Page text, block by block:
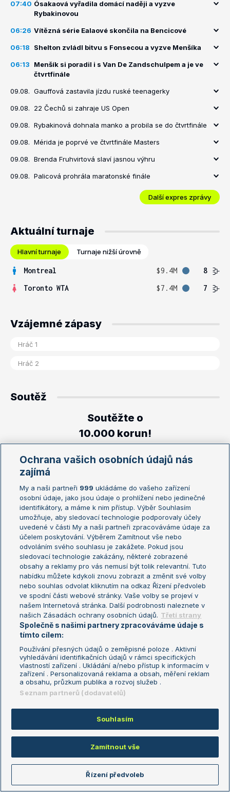
07:40 Ósakaová vyřadila domácí naději a vyzve
Rybakinovou
06:26 Vítězná série Ealaové skončila na Bencicové
06:18 Shelton zvládl bitvu s Fonsecou a vyzve Menšíka
06:13
Menšík si poradil i s Van De Zandschulpem a je ve
čtvrtfinále
09.08. Gauffová zastavila jízdu ruské teenagerky
09.08. 22 Čechů si zahraje US Open
09.08. Rybakinová dohnala manko a probila se do čtvrtfinále
09.08. Mérida je poprvé ve čtvrtfinále Masters
09.08. Brenda Fruhvirtová slaví jasnou výhru
09.08. Palicová prohrála maratonské finále
Další expres zprávy
Aktuální turnaje
Hlavní turnaje Turnaje nižší úrovně
Montreal $9.4M
8
Toronto WTA
$7.4M 7
Vzájemné zápasy
Soutěž
Soutěžte o
10.000 korun!
Zajímavé zápasy
Zápas
Bencic B. - Gauff C.
Fomin S. - Zhukov M.
Alexandrova E. - Svitolina E.
Lootsma N. - Koenders R.
Menšík J. - Shelton B.
Sultanov K. - Binda A.
Profily hráčů
Sázkařský žebříček
Nejziskovější Nejztrátovější
Cerundolo Juan Manuel
+1737
Obradovic Andrea
Ochrana vašich osobních údajů nás
zajímá
My a naši partneři 999 ukládáme do vašeho zařízení
osobní údaje, jako jsou údaje o prohlížení nebo jedinečné
identifikátory, a máme k nim přístup. Výběr Souhlasím
umožňuje, aby sledovací technologie podporovaly účely
uvedené v části My a naši partneři zpracováváme údaje za
účelem poskytování. Výběrem Zamítnout vše nebo
odvoláním svého souhlasu je zakážete. Pokud jsou
sledovací technologie zakázány, některé zobrazené
obsahy a reklamy pro vás nemusí být tolik relevantní. Tuto
nabídku můžete kdykoli znovu zobrazit a změnit své volby
nebo souhlas odvolat kliknutím na odkaz Řízení předvoleb
ve spodní části webové stránky. Vaše volby se projeví v
našem Internetová stránka. Další podrobnosti naleznete v
našich Zásadách ochrany osobních údajů. Třetí strany
Společně s našimi partnery zpracováváme údaje s
tímto cílem:
Používání přesných údajů o zeměpisné poloze . Aktivní
vyhledávání identifikačních údajů v rámci specifických
vlastností zařízení . Ukládání a/nebo přístup k informacím v
zařízení . Personalizovaná reklama a obsah, měření reklam
a obsahu, průzkum publika a rozvoj služeb .
Seznam partnerů (dodavatelů)
Souhlasím
Zamítnout vše
Řízení předvoleb